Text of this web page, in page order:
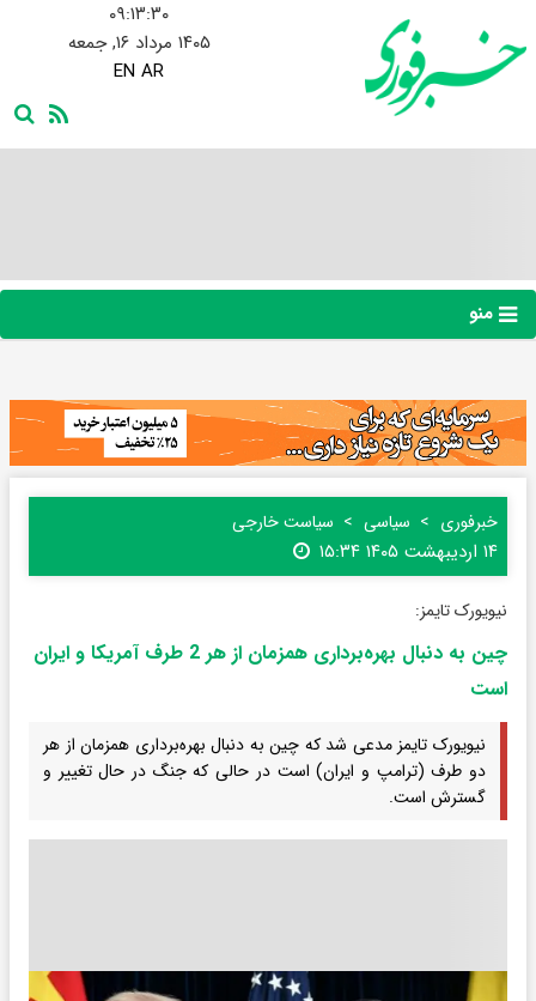
۰۹:۱۳:۳۱
۱۴۰۵ مرداد ۱۶, جمعه
EN AR
منو
خبرفوری سیاسی سیاست خارجی
۱۴ اردیبهشت ۱۴۰۵ ۱۵:۳۴
نیویورک تایمز:
چین به دنبال بهره‌برداری همزمان از هر 2 طرف آمریکا و ایران
است
نیویورک تایمز مدعی شد که چین به دنبال بهره‌برداری همزمان از هر
دو طرف (ترامپ و ایران) است در حالی که جنگ در حال تغییر و
گسترش است.